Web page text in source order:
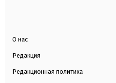
О нас
Редакция
Редакционная политика